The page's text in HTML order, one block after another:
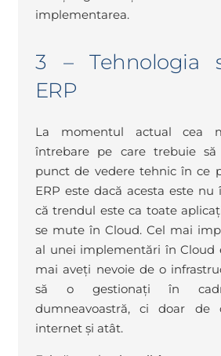
implementarea.
3 – Tehnologia
ERP
La momentul actual cea
întrebare pe care trebuie
punct de vedere tehnic în ce
ERP este dacă acesta este
că trendul este ca toate
se mute în Cloud. Cel mai
al unei implementări în Cloud
mai aveți nevoie de o
să o gestionați în
dumneavoastră, ci doar de
internet și atât.